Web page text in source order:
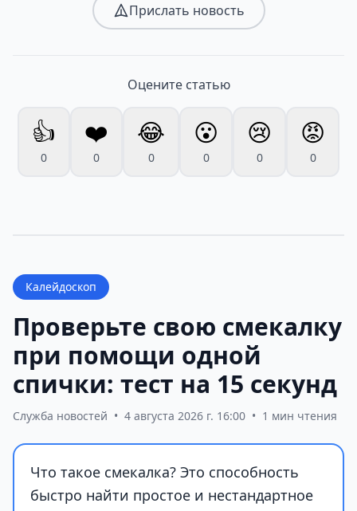
Прислать новость
Оцените статью
👍
0
❤️
0
😂
0
😮
0
😢
0
😡
0
Калейдоскоп
Проверьте свою смекалку
при помощи одной
спички: тест на 15 секунд
Служба новостей • 4 августа 2026 г. 16:00 • 1 мин чтения
Что такое смекалка? Это способность
быстро найти простое и нестандартное